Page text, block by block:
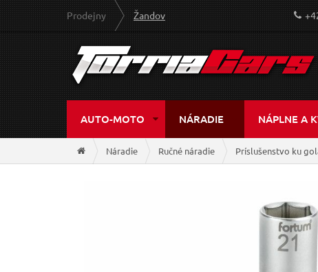
Prodejny Žandov
AUTO-MOTO NÁRADIE NÁPLNE A
Náradie Ručné náradie Príslušenstvo ku